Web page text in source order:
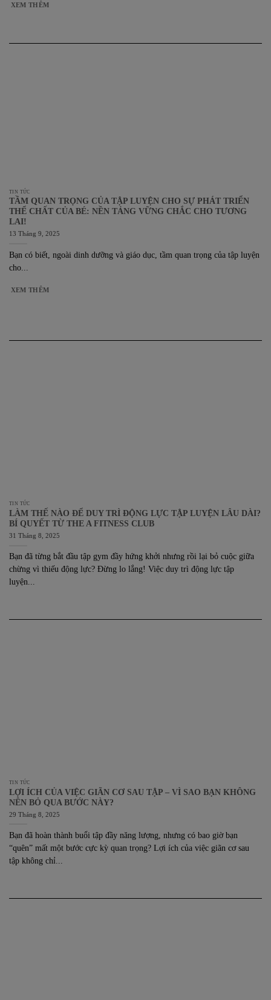
XEM THÊM
TIN TỨC
TẦM QUAN TRỌNG CỦA TẬP LUYỆN CHO SỰ PHÁT TRIỂN
THỂ CHẤT CỦA BÉ: NỀN TẢNG VỮNG CHẮC CHO TƯƠNG
LAI!
13 Tháng 9, 2025
Bạn có biết, ngoài dinh dưỡng và giáo dục, tầm quan trọng của tập luyện
cho...
XEM THÊM
TIN TỨC
LÀM THẾ NÀO ĐỂ DUY TRÌ ĐỘNG LỰC TẬP LUYỆN LÂU DÀI?
BÍ QUYẾT TỪ THE A FITNESS CLUB
31 Tháng 8, 2025
Bạn đã từng bắt đầu tập gym đầy hứng khởi nhưng rồi lại bỏ cuộc giữa
chừng vì thiếu động lực? Đừng lo lắng! Việc duy trì động lực tập
luyện...
TIN TỨC
LỢI ÍCH CỦA VIỆC GIÃN CƠ SAU TẬP – VÌ SAO BẠN KHÔNG
NÊN BỎ QUA BƯỚC NÀY?
29 Tháng 8, 2025
Bạn đã hoàn thành buổi tập đầy năng lượng, nhưng có bao giờ bạn
“quên” mất một bước cực kỳ quan trọng? Lợi ích của việc giãn cơ sau
tập không chỉ...